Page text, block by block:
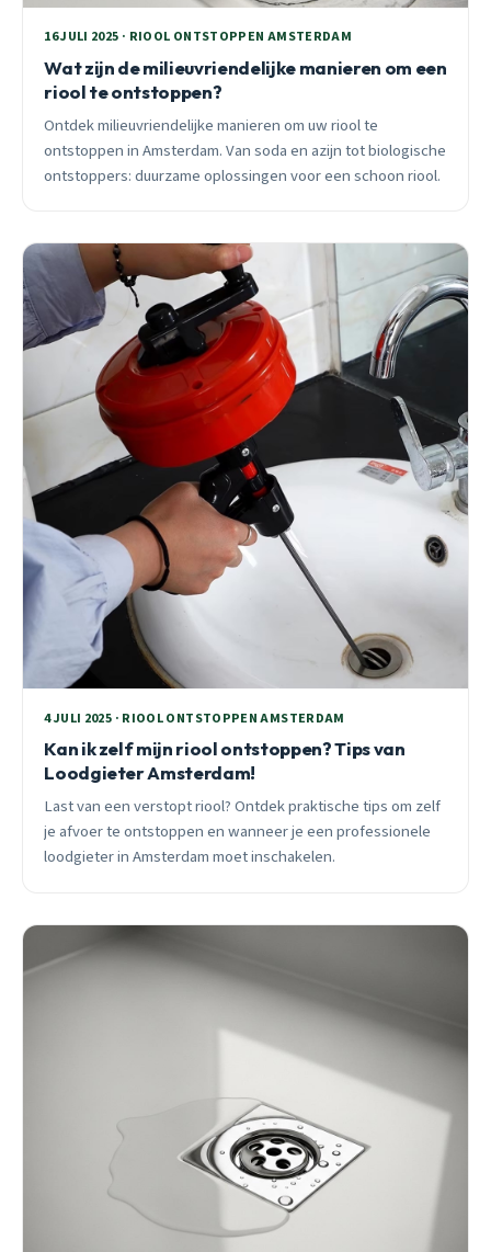
16 JULI 2025 · RIOOL ONTSTOPPEN AMSTERDAM
Wat zijn de milieuvriendelijke manieren om een
riool te ontstoppen?
Ontdek milieuvriendelijke manieren om uw riool te
ontstoppen in Amsterdam. Van soda en azijn tot biologische
ontstoppers: duurzame oplossingen voor een schoon riool.
4 JULI 2025 · RIOOL ONTSTOPPEN AMSTERDAM
Kan ik zelf mijn riool ontstoppen? Tips van
Loodgieter Amsterdam!
Last van een verstopt riool? Ontdek praktische tips om zelf
je afvoer te ontstoppen en wanneer je een professionele
loodgieter in Amsterdam moet inschakelen.